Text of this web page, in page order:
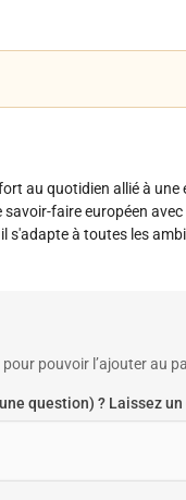
au quotidien allié à une
faire européen
s'adapte à toutes les
pouvoir l’ajouter au
question) ? Laissez